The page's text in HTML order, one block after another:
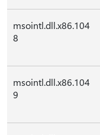
msointl.dll.x86.104
8
msointl.dll.x86.104
9